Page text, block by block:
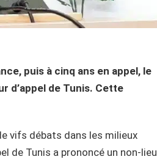
puis à cinq ans en appel, le
d’appel de Tunis. Cette
vifs débats dans les milieux
de Tunis a prononcé un non-lieu